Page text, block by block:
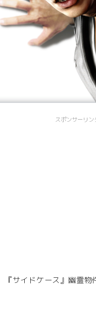
スポンサーリン
サイドケース』幽霊物